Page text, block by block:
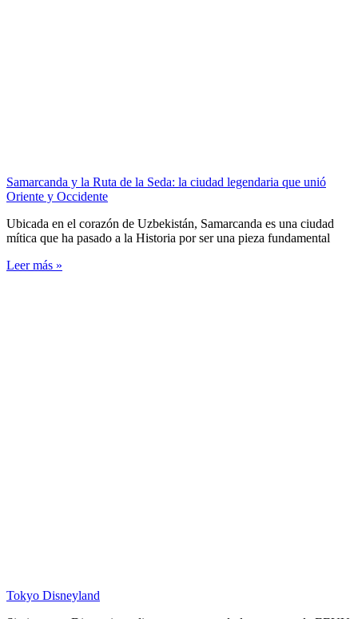
Samarcanda y la Ruta de la Seda: la ciudad legendaria que unió
Oriente y Occidente
Ubicada en el corazón de Uzbekistán, Samarcanda es una ciudad
mítica que ha pasado a la Historia por ser una pieza fundamental
Leer más »
Tokyo Disneyland